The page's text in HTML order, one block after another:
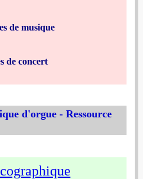
de musique
de concert
d'orgue - Ressource